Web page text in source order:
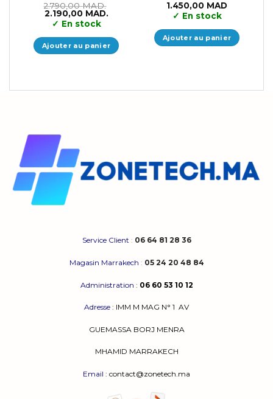
2.790,00MAD.
Le
prix
initial
était :
2.790,00 MAD..
2.190,00 MAD.Le
est :
2.190,00 MAD..
✓ En stock
Ajouter au panier
1.450,00 MAD
✓ En stock
Ajouter au panier
Service Client : 06 64 81 28 36
Magasin Marrakech : 05 24 20 48 84
Administration : 06 60 53 10 12
Adresse : IMM M MAG N° 1 AV
GUEMASSA BORJ MENRA
MHAMID MARRAKECH
Email : contact@zonetech.ma